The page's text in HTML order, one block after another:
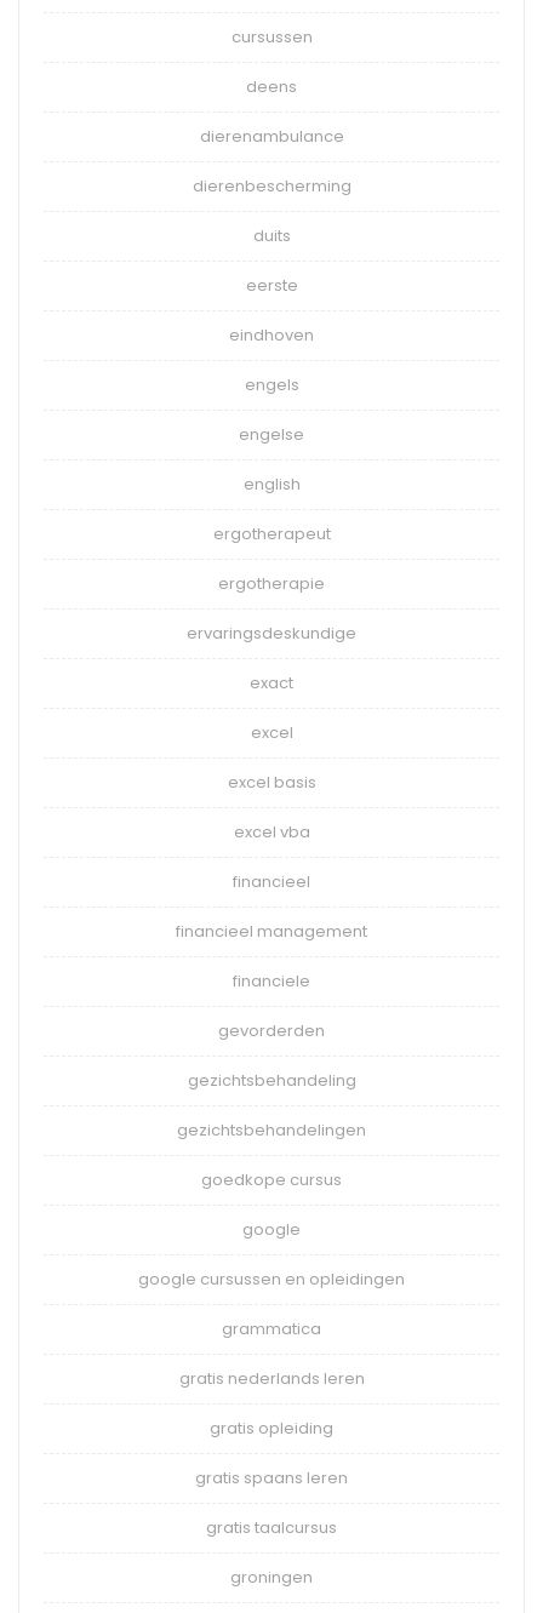
cursussen
deens
dierenambulance
dierenbescherming
duits
eerste
eindhoven
engels
engelse
english
ergotherapeut
ergotherapie
ervaringsdeskundige
exact
excel
excel basis
excel vba
financieel
financieel management
financiele
gevorderden
gezichtsbehandeling
gezichtsbehandelingen
goedkope cursus
google
google cursussen en opleidingen
grammatica
gratis nederlands leren
gratis opleiding
gratis spaans leren
gratis taalcursus
groningen